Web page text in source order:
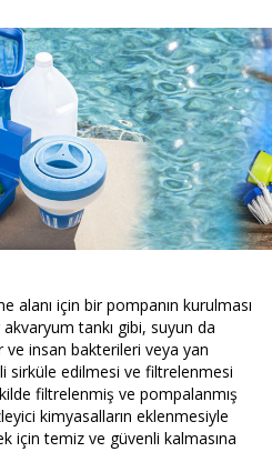
alanı için bir pompanın kurulması
tankı gibi, suyun da
ve insan bakterileri veya yan
sirküle edilmesi ve filtrelenmesi
filtrelenmiş ve pompalanmış
kimyasalların eklenmesiyle
için temiz ve güvenli kalmasına